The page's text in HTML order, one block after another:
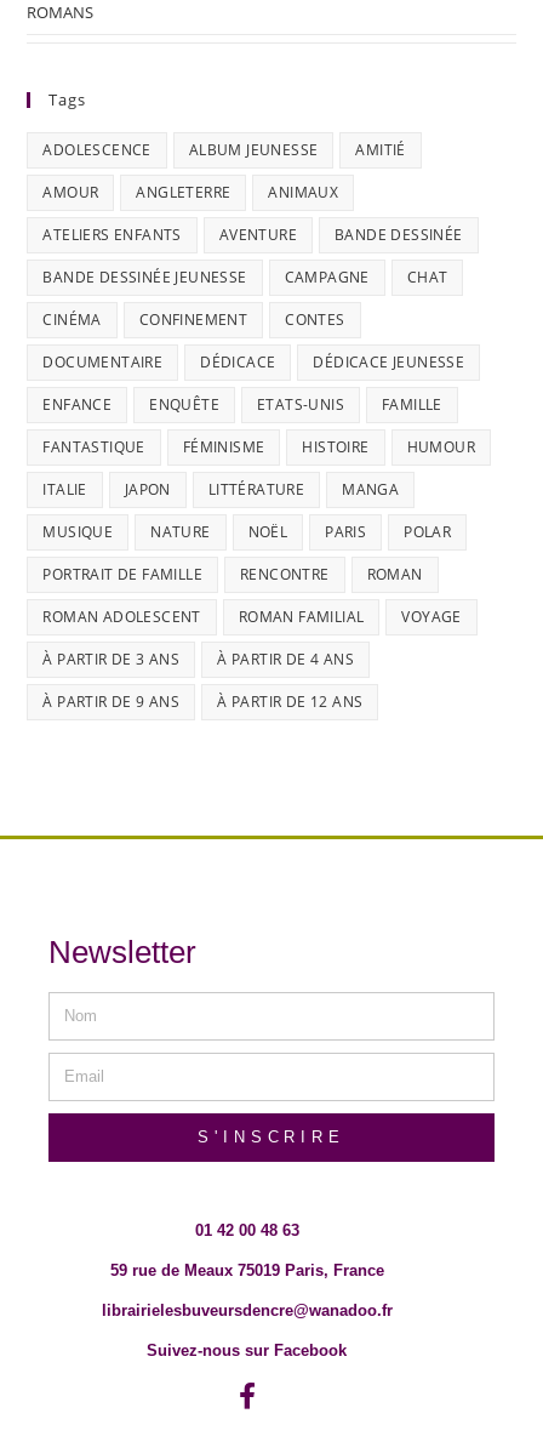
ROMANS
Tags
ADOLESCENCE ALBUM JEUNESSE AMITIÉ
AMOUR ANGLETERRE ANIMAUX
ATELIERS ENFANTS AVENTURE BANDE DESSINÉE
BANDE DESSINÉE JEUNESSE CAMPAGNE CHAT
CINÉMA CONFINEMENT CONTES
DOCUMENTAIRE DÉDICACE DÉDICACE JEUNESSE
ENFANCE ENQUÊTE ETATS-UNIS FAMILLE
FANTASTIQUE FÉMINISME HISTOIRE HUMOUR
ITALIE JAPON LITTÉRATURE MANGA
MUSIQUE NATURE NOËL PARIS POLAR
PORTRAIT DE FAMILLE RENCONTRE ROMAN
ROMAN ADOLESCENT ROMAN FAMILIAL VOYAGE
À PARTIR DE 3 ANS À PARTIR DE 4 ANS
À PARTIR DE 9 ANS À PARTIR DE 12 ANS
Newsletter
S'INSCRIRE
01 42 00 48 63
59 rue de Meaux 75019 Paris, France
librairielesbuveursdencre@wanadoo.fr
Suivez-nous sur Facebook